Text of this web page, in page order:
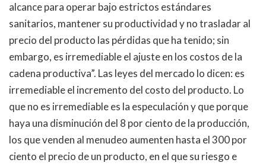
alcance para operar bajo estrictos estándares
sanitarios, mantener su productividad y no trasladar al
precio del producto las pérdidas que ha tenido; sin
embargo, es irremediable el ajuste en los costos de la
cadena productiva”. Las leyes del mercado lo dicen: es
irremediable el incremento del costo del producto. Lo
que no es irremediable es la especulación y que porque
haya una disminución del 8 por ciento de la producción,
los que venden al menudeo aumenten hasta el 300 por
ciento el precio de un producto, en el que su riesgo e